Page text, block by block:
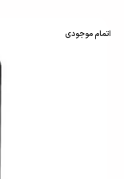
اتمام موجودی